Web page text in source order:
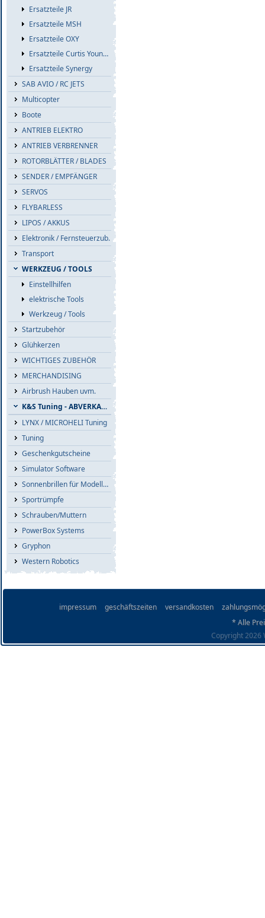
Ersatzteile JR
Ersatzteile MSH
Ersatzteile OXY
Ersatzteile Curtis Youngblood
Ersatzteile Synergy
SAB AVIO / RC JETS
Multicopter
Boote
ANTRIEB ELEKTRO
ANTRIEB VERBRENNER
ROTORBLÄTTER / BLADES
SENDER / EMPFÄNGER
SERVOS
FLYBARLESS
LIPOS / AKKUS
Elektronik / Fernsteuerzub.
Transport
WERKZEUG / TOOLS
Einstellhilfen
elektrische Tools
Werkzeug / Tools
Startzubehör
Glühkerzen
WICHTIGES ZUBEHÖR
MERCHANDISING
Airbrush Hauben uvm.
K&S Tuning - ABVERKAUF
LYNX / MICROHELI Tuning
Tuning
Geschenkgutscheine
Simulator Software
Sonnenbrillen für Modellflieger
Sportrümpfe
Schrauben/Muttern
PowerBox Systems
Gryphon
Western Robotics
impressum geschäftszeiten versandkosten
* Alle
Copyright 2026